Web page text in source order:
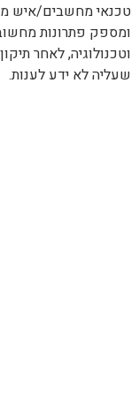
ומספק פתרונות
וטכנולוגיה, לאחר
שעליה לא ידע לענות.